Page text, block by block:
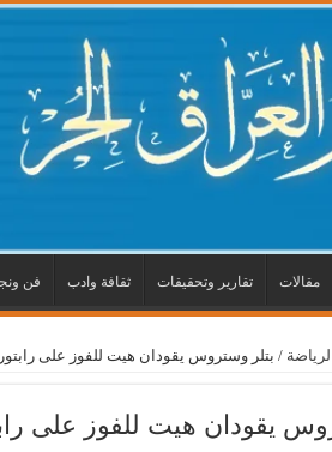
مقالات تقارير وتحقيقات ثقافة وادب فن
/ بتلر وستروس يقودان هيت للفوز على
يقودان هيت للفوز على